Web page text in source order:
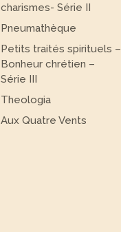
charismes- Série II
Pneumathèque
Petits traités spirituels –
Bonheur chrétien –
Série III
Theologia
Aux Quatre Vents